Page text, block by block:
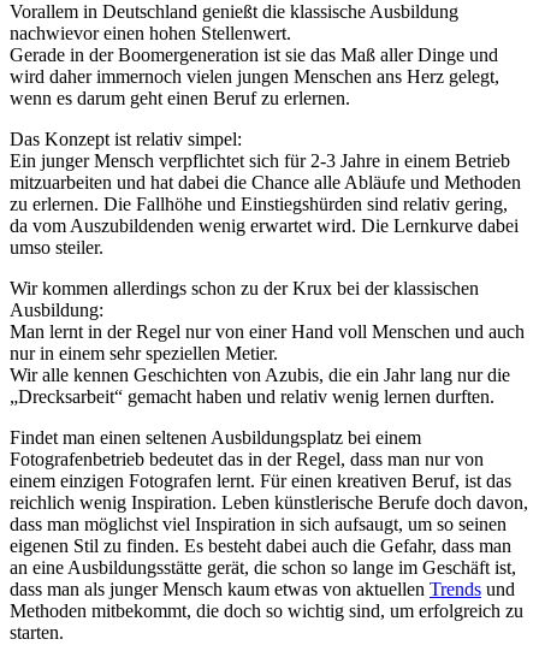
Vorallem in Deutschland genießt die klassische Ausbildung
nachwievor einen hohen Stellenwert.
Gerade in der Boomergeneration ist sie das Maß aller Dinge und
wird daher immernoch vielen jungen Menschen ans Herz gelegt,
wenn es darum geht einen Beruf zu erlernen.
Das Konzept ist relativ simpel:
Ein junger Mensch verpflichtet sich für 2-3 Jahre in einem Betrieb
mitzuarbeiten und hat dabei die Chance alle Abläufe und Methoden
zu erlernen. Die Fallhöhe und Einstiegshürden sind relativ gering,
da vom Auszubildenden wenig erwartet wird. Die Lernkurve dabei
umso steiler.
Wir kommen allerdings schon zu der Krux bei der klassischen
Ausbildung:
Man lernt in der Regel nur von einer Hand voll Menschen und auch
nur in einem sehr speziellen Metier.
Wir alle kennen Geschichten von Azubis, die ein Jahr lang nur die
„Drecksarbeit“ gemacht haben und relativ wenig lernen durften.
Findet man einen seltenen Ausbildungsplatz bei einem
Fotografenbetrieb bedeutet das in der Regel, dass man nur von
einem einzigen Fotografen lernt. Für einen kreativen Beruf, ist das
reichlich wenig Inspiration. Leben künstlerische Berufe doch davon,
dass man möglichst viel Inspiration in sich aufsaugt, um so seinen
eigenen Stil zu finden. Es besteht dabei auch die Gefahr, dass man
an eine Ausbildungsstätte gerät, die schon so lange im Geschäft ist,
dass man als junger Mensch kaum etwas von aktuellen Trends und
Methoden mitbekommt, die doch so wichtig sind, um erfolgreich zu
starten.